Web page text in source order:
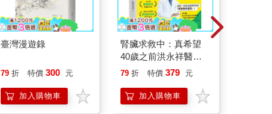
臺灣漫遊錄
79 折 特價 300 元
加入購物車
腎臟求救中：真希望
40歲之前洪永祥醫師
就告訴我這些事
79 折 特價 379 元
加入購物車